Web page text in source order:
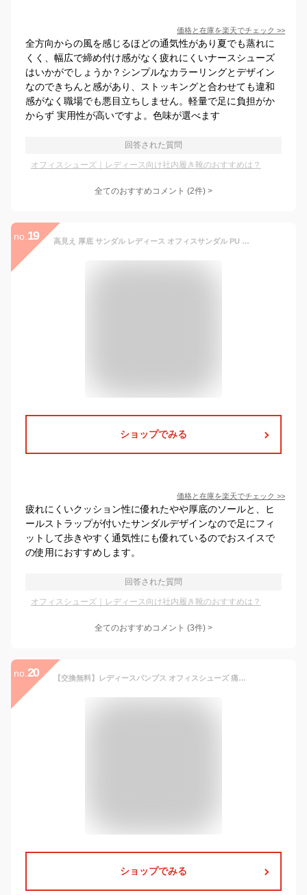
価格と在庫を楽天でチェック >>
全方向からの風を感じるほどの通気性があり夏でも蒸れに
くく、幅広で締め付け感がなく疲れにくいナースシューズ
はいかがでしょうか？シンプルなカラーリングとデザイン
なのできちんと感があり、ストッキングと合わせても違和
感がなく職場でも悪目立ちしません。軽量で足に負担がか
からず 実用性が高いですよ。色味が選べます
回答された質問
オフィスシューズ｜レディース向け社内履き靴のおすすめは？
全てのおすすめコメント (2件) >
no. 19 高見え 厚底 サンダル レディース オフィスサンダル PU サンダル 黒 白 軽量 美脚 スリッポン カジュアル 疲れにくい 疲れない 婦人靴 ヒール 軽い 滑り止め 涼しい 履きやすい 蒸れない 痛くない 身長アップ 夏 通気 40代 50代 ミュール シューズ 楽チン
ショップでみる
価格と在庫を楽天でチェック >>
疲れにくいクッション性に優れたやや厚底のソールと、ヒ
ールストラップが付いたサンダルデザインなので足にフィ
ットして歩きやすく通気性にも優れているのでおスイスで
の使用におすすめします。
回答された質問
オフィスシューズ｜レディース向け社内履き靴のおすすめは？
全てのおすすめコメント (3件) >
no. 20 【交換無料】レディースパンプス オフィスシューズ 痛くない 黒パンプス ローヒール 太めヒール チャンキー カジュアル 革靴 ゴム底 衝撃吸収 通気性 幅広 甲高 女性 防滑ソール 通勤 仕事 お出かけ 軽量 かわくつ 3E 滑り止め 柔らかい オフィス 冠婚
ショップでみる